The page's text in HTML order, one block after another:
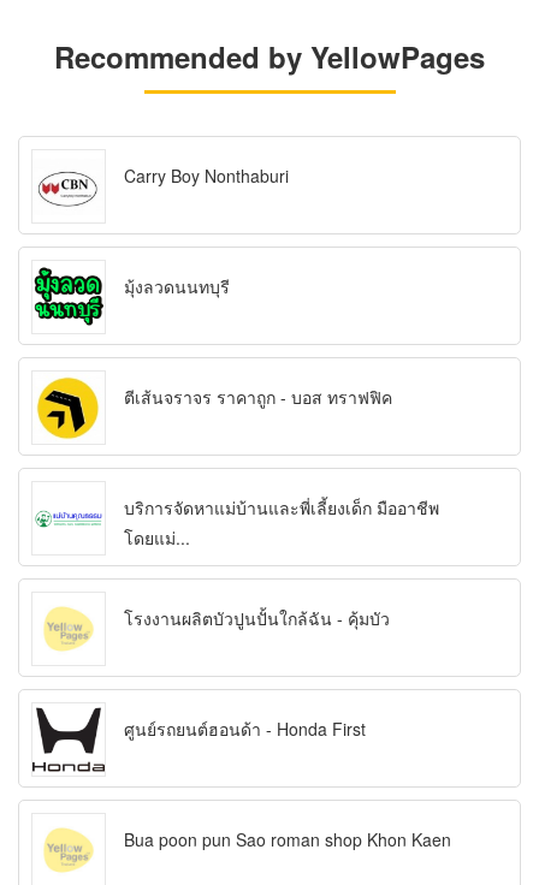
Recommended by YellowPages
Carry Boy Nonthaburi
มุ้งลวดนนทบุรี
ตีเส้นจราจร ราคาถูก - บอส ทราฟฟิค
บริการจัดหาแม่บ้านและพี่เลี้ยงเด็ก มืออาชีพ
โดยแม่...
โรงงานผลิตบัวปูนปั้นใกล้ฉัน - คุ้มบัว
ศูนย์รถยนต์ฮอนด้า - Honda First
Bua poon pun Sao roman shop Khon Kaen